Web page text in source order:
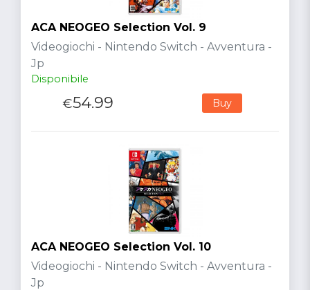
ACA NEOGEO Selection Vol. 9
Videogiochi - Nintendo Switch - Avventura -
Jp
Disponibile
€54.99 Buy
ACA NEOGEO Selection Vol. 10
Videogiochi - Nintendo Switch - Avventura -
Jp